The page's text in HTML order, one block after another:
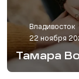
Владивосток
22 ноября
Тамара